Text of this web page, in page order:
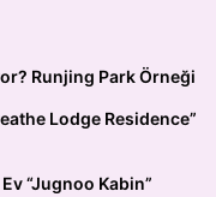
Runjing Park Örneği
Lodge Residence”
“Jugnoo Kabin”